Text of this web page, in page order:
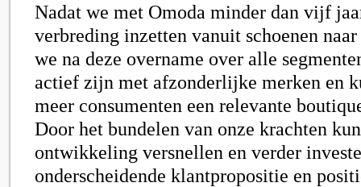
Nadat we met Omoda minder dan vijf
verbreding inzetten vanuit schoenen
we na deze overname over alle
actief zijn met afzonderlijke merken en
meer consumenten een relevante
Door het bundelen van onze krachten
ontwikkeling versnellen en verder
onderscheidende klantpropositie en